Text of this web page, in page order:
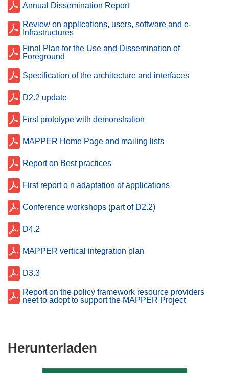
Annual Dissemination Report
Review on applications, users, software and e-
Infrastructures
Final Plan for the Use and Dissemination of
Foreground
Specification of the architecture and interfaces
D2.2 update
First prototype with demonstration
MAPPER Home Page and mailing lists
Report on Best practices
First report o n adaptation of applications
Conference workshops (part of D2.2)
D4.2
MAPPER vertical integration plan
D3.3
Report on the policy framework resource providers
neet to adopt to support the MAPPER Project
Herunterladen